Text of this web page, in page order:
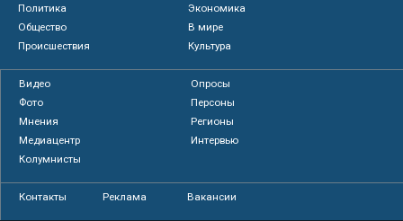
Политика
Экономика
Общество
В мире
Происшествия
Культура
Видео
Опросы
Фото
Персоны
Мнения
Регионы
Медиацентр
Интервью
Колумнисты
Контакты Реклама Вакансии